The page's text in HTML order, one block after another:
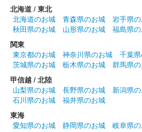
販売終了
白石城 御朱印（登閣記
（巳）
販売終了
白石城 御城印
北海道 / 東北
北海道のお城
青森県のお城 岩手県
秋田県のお城
山形県のお城
福島県
関東
東京都のお城
神奈川県のお城 千葉
茨城県のお城
栃木県のお城
群馬県
甲信越 / 北陸
山梨県のお城
長野県のお城 新潟県
石川県のお城
福井県のお城
東海
愛知県のお城
静岡県のお城 岐阜県